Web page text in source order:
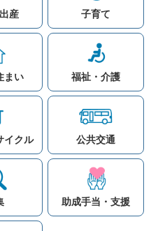
産 子育て
まい 福祉・介護
イクル 公共交通
助成手当・支援
リンク集
著作権と免責事項につ